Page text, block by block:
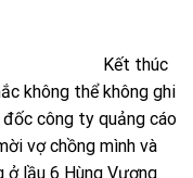
Kết thúc
không thể không ghi
công ty quảng cáo
vợ chồng mình và
ở lầu 6 Hùng Vương